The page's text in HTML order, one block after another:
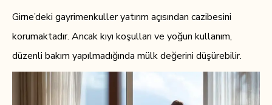
Girne’deki gayrimenkuller yatırım açısından cazibesini
korumaktadır. Ancak kıyı koşulları ve yoğun kullanım,
düzenli bakım yapılmadığında mülk değerini düşürebilir.